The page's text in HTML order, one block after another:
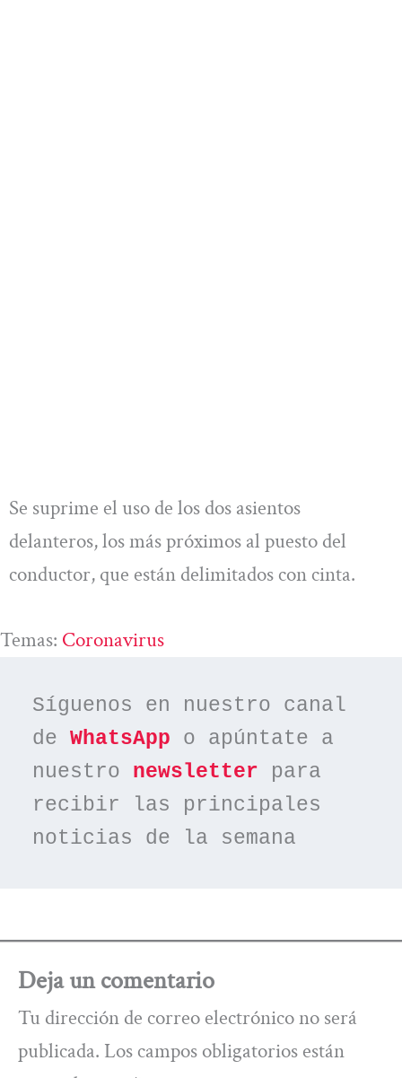
Se suprime el uso de los dos asientos
delanteros, los más próximos al puesto del
conductor, que están delimitados con cinta.
Temas: Coronavirus
Síguenos en nuestro canal
de WhatsApp o apúntate a
nuestro newsletter para
recibir las principales
noticias de la semana
Deja un comentario
Tu dirección de correo electrónico no será
publicada. Los campos obligatorios están